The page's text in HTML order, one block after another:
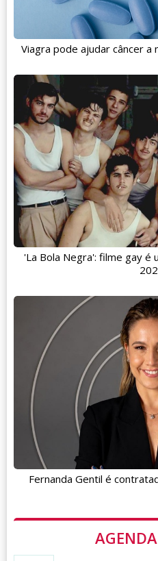
AGENDA
Viagra pode ajudar câncer a
'La Bola Negra': filme gay
Fernanda Gentil é